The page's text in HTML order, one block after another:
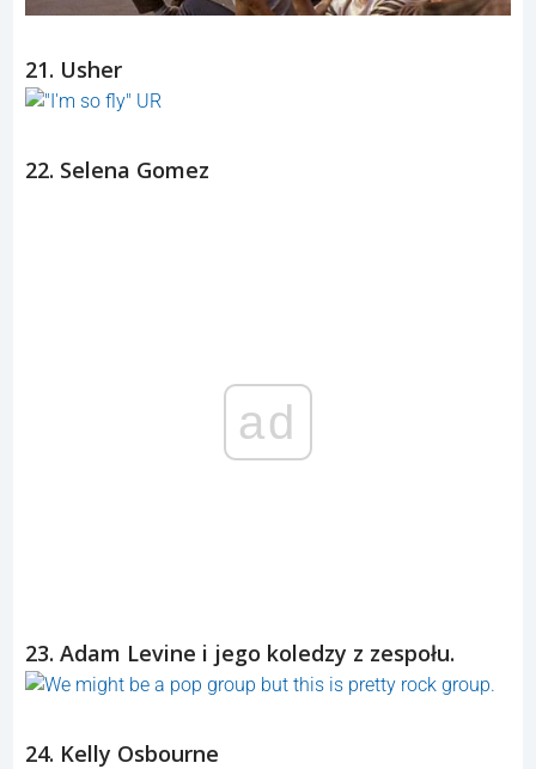
21. Usher
22. Selena Gomez
ad
23. Adam Levine i jego koledzy z zespołu.
24. Kelly Osbourne